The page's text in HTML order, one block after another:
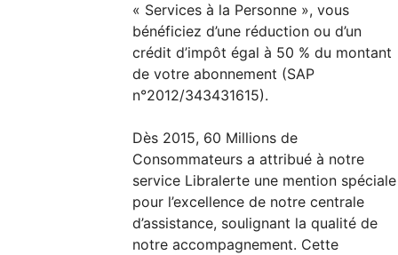
« Services à la Personne », vous
bénéficiez d’une réduction ou d’un
crédit d’impôt égal à 50 % du montant
de votre abonnement (SAP
n°2012/343431615).
Dès 2015, 60 Millions de
Consommateurs a attribué à notre
service Libralerte une mention spéciale
pour l’excellence de notre centrale
d’assistance, soulignant la qualité de
notre accompagnement. Cette